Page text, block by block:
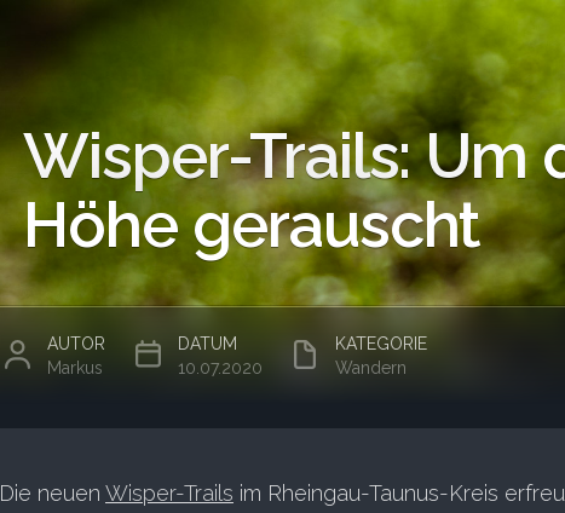
Wisper-Trails: Um
Höhe gerauscht
AUTOR
Markus
DATUM
10.07.2020
KATEGORIE
Wandern
Die neuen Wisper-Trails im Rheingau-Taunus-Kreis